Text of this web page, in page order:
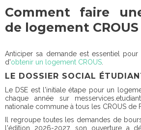
Comment faire
de logement
Anticiper sa demande est essentiel pour
d'obtenir un logement CROUS
LE DOSSIER SOCIAL
Le DSE est l'initiale étape pour un
chaque année sur
nationale commune à tous les CROUS de
Il regroupe toutes les demandes de
l'édition 2026-2027, son ouverture a